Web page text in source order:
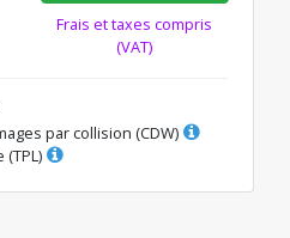
Frais et taxes compris
(VAT)
par collision (CDW)